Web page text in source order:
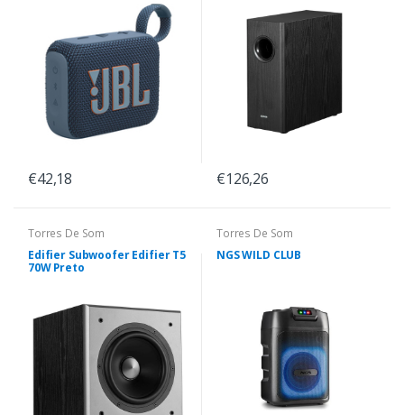
€42,18 €126,26
Torres De Som
Edifier Subwoofer Edifier T5
70W Preto
Torres De Som
NGS WILD CLUB